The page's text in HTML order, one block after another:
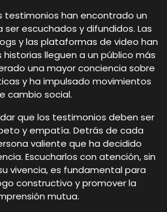
testimonios han encontrado un
escuchados y difundidos. Las
y las plataformas de video han
lleguen a un público más
una mayor conciencia sobre
y ha impulsado movimientos
cambio social.
que los testimonios deben ser
y empatía. Detrás de cada
valiente que ha decidido
Escucharlos con atención, sin
vivencia, es fundamental para
constructivo y promover la
mutua.